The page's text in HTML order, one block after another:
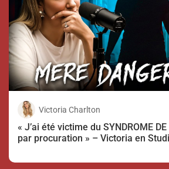
Victoria Charlton
« J’ai été victime du SYNDROME
par procuration » – Victoria en